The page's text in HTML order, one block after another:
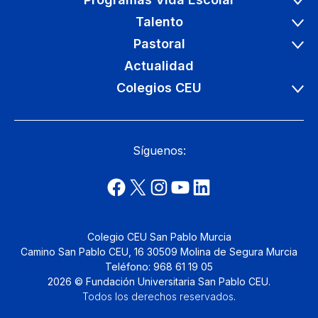
Talento
Pastoral
Actualidad
Colegios CEU
Síguenos:
Colegio CEU San Pablo Murcia
Camino San Pablo CEU, 16 30509 Molina de Segura Murcia
Teléfono: 968 61 19 05
2026 © Fundación Universitaria San Pablo CEU.
Todos los derechos reservados.